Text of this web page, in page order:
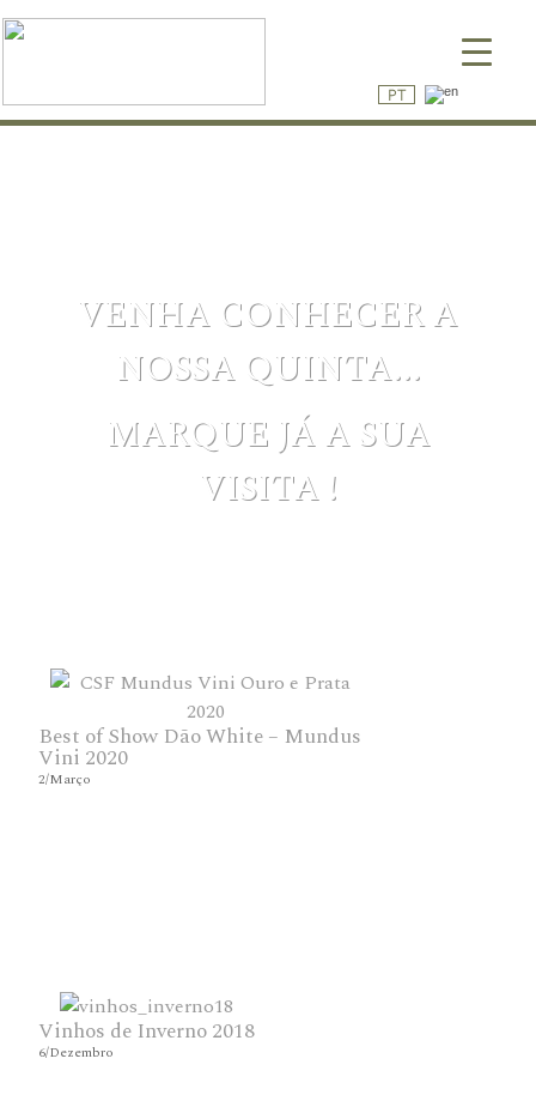
VENHA CONHECER A
NOSSA QUINTA...
MARQUE JÁ A SUA
VISITA !
Best of Show Dão White – Mundus
Vini 2020
2/Março
Vinhos de Inverno 2018
6/Dezembro